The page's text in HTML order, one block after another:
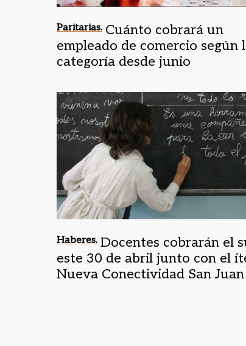
Paritarias. Cuánto cobrará un
empleado de comercio según
categoría desde junio
Haberes. Docentes cobrarán el
este 30 de abril junto con el
Nueva Conectividad San Juan